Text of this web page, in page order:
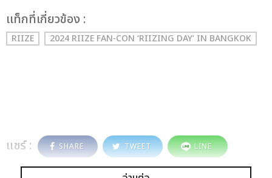
เเท็กที่เกี่ยวข้อง :
RIIZE 2024 RIIZE FAN-CON ‘RIIZING DAY’ IN BANGKOK
แชร์ : SHARE TWEET LINE